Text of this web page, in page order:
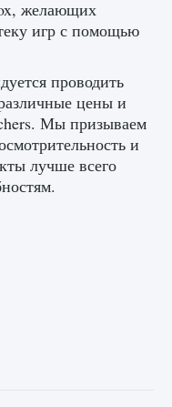
желающих
игр с помощью
проводить
цены и
Мы призываем
и
лучше всего